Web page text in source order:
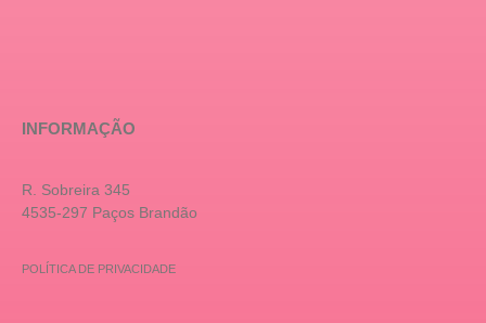
INFORMAÇÃO
R. Sobreira 345
4535-297 Paços Brandão
POLÍTICA DE PRIVACIDADE